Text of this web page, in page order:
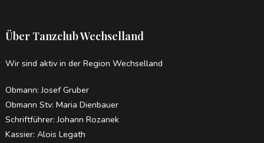
Über Tanzclub Wechselland
Wir sind aktiv in der Region Wechselland
Obmann: Josef Gruber
Obmann Stv: Maria Dienbauer
Schriftführer: Johann Rozanek
Kassier: Alois Legath